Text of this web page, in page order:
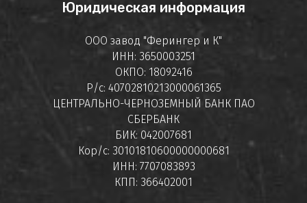
Юридическая информация
ООО завод "Ферингер и К"
ИНН: 3650003251
ОКПО: 18092416
Р/с: 40702810213000061365
ЦЕНТРАЛЬНО-ЧЕРНОЗЕМНЫЙ БАНК ПАО
СБЕРБАНК
БИК: 042007681
Кор/с: 30101810600000000681
ИНН: 7707083893
КПП: 366402001